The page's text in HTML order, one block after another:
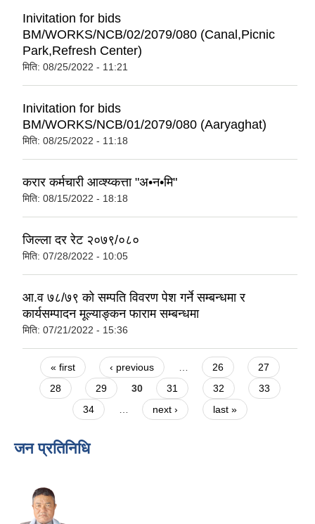
Inivitation for bids
BM/WORKS/NCB/02/2079/080 (Canal,Picnic
Park,Refresh Center)
मिति: 08/25/2022 - 11:21
Inivitation for bids
BM/WORKS/NCB/01/2079/080 (Aaryaghat)
मिति: 08/25/2022 - 11:18
करार कर्मचारी आव्श्य्कत्ता "अ•न•मि"
मिति: 08/15/2022 - 18:18
जिल्ला दर रेट २०७९/०८०
मिति: 07/28/2022 - 10:05
आ.व ७८/७९ को सम्पति विवरण पेश गर्ने सम्बन्धमा र
कार्यसम्पादन मूल्याङ्कन फाराम सम्बन्धमा
मिति: 07/21/2022 - 15:36
Pages
« first ‹ previous 26
27
28
29 30 31 32
33
34
next › last »
जन प्रतिनिधि